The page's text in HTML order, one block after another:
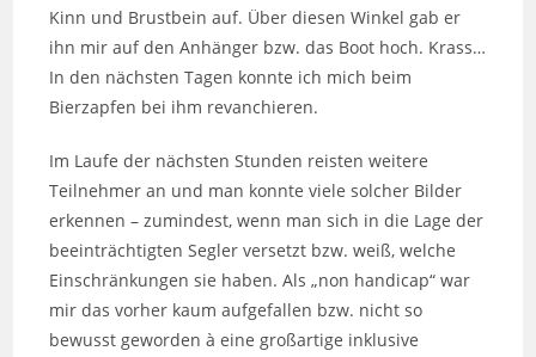
Kinn und Brustbein auf. Über diesen Winkel gab er
ihn mir auf den Anhänger bzw. das Boot hoch. Krass…
In den nächsten Tagen konnte ich mich beim
Bierzapfen bei ihm revanchieren.
Im Laufe der nächsten Stunden reisten weitere
Teilnehmer an und man konnte viele solcher Bilder
erkennen – zumindest, wenn man sich in die Lage der
beeinträchtigten Segler versetzt bzw. weiß, welche
Einschränkungen sie haben. Als „non handicap“ war
mir das vorher kaum aufgefallen bzw. nicht so
bewusst geworden à eine großartige inklusive